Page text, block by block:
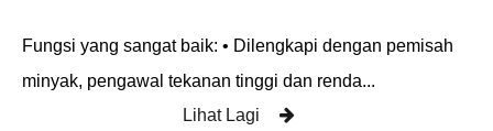
Fungsi yang sangat baik: • Dilengkapi dengan pemisah
minyak, pengawal tekanan tinggi dan renda...
Lihat Lagi